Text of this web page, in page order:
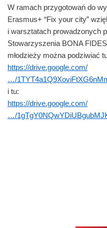
W ramach przygotowań do
Erasmus+ “Fix your city”
i warsztatach prowadzonych
Stowarzyszenia BONA
młodzieży można podziwiać
https://drive.google.com/
…/
i tu:
https://drive.google.com/
…/